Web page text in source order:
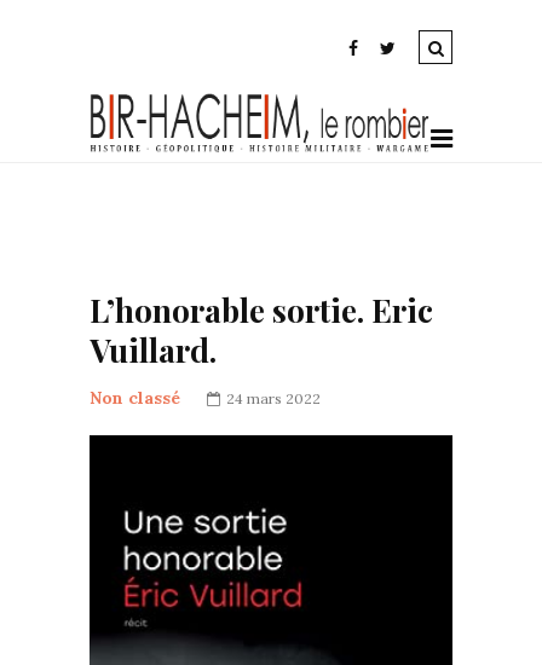
L’honorable sortie. Eric
Vuillard.
Non classé 24 mars 2022